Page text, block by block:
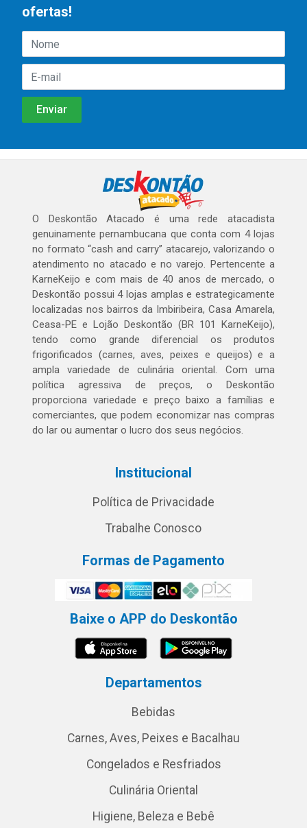
ofertas!
O Deskontão Atacado é uma rede atacadista
genuinamente pernambucana que conta com 4 lojas
no formato “cash and carry” atacarejo, valorizando o
atendimento no atacado e no varejo. Pertencente a
KarneKeijo e com mais de 40 anos de mercado, o
Deskontão possui 4 lojas amplas e estrategicamente
localizadas nos bairros da Imbiribeira, Casa Amarela,
Ceasa-PE e Lojão Deskontão (BR 101 KarneKeijo),
tendo como grande diferencial os produtos
frigorificados (carnes, aves, peixes e queijos) e a
ampla variedade de culinária oriental. Com uma
política agressiva de preços, o Deskontão
proporciona variedade e preço baixo a famílias e
comerciantes, que podem economizar nas compras
do lar ou aumentar o lucro dos seus negócios.
Institucional
Política de Privacidade
Trabalhe Conosco
Formas de Pagamento
Baixe o APP do Deskontão
Departamentos
Bebidas
Carnes, Aves, Peixes e Bacalhau
Congelados e Resfriados
Culinária Oriental
Higiene, Beleza e Bebê